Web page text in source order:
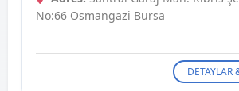
No:66 Osmangazi Bursa
DETAYLAR